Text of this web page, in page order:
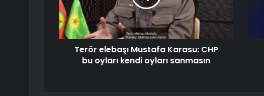
Terör elebaşı Mustafa Karasu: CHP
bu oyları kendi oyları sanmasın